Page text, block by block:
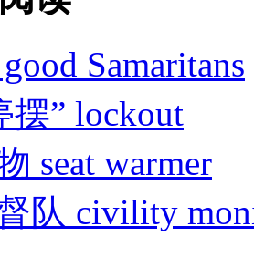
Samaritans
摆” lockout
seat warmer
队 civility